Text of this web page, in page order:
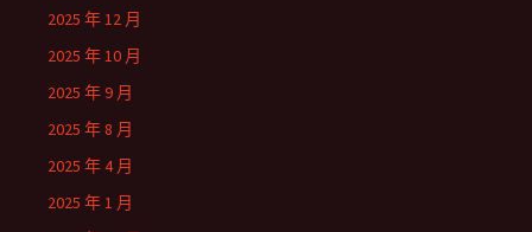
2025 年 12 月
2025 年 10 月
2025 年 9 月
2025 年 8 月
2025 年 4 月
2025 年 1 月